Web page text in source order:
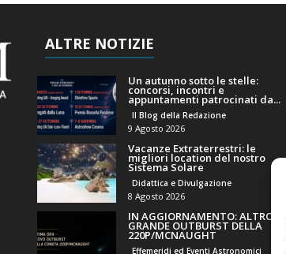
ALTRE NOTIZIE
Un autunno sotto le stelle:
concorsi, incontri e
appuntamenti patrocinati da...
Il Blog della Redazione
9 Agosto 2026
Vacanze Extraterrestri: le
migliori location del nostro
Sistema Solare
Didattica e Divulgazione
8 Agosto 2026
IN AGGIORNAMENTO: ALTRO
GRANDE OUTBURST DELLA
220P/MCNAUGHT
Effemeridi ed Eventi Astronomici